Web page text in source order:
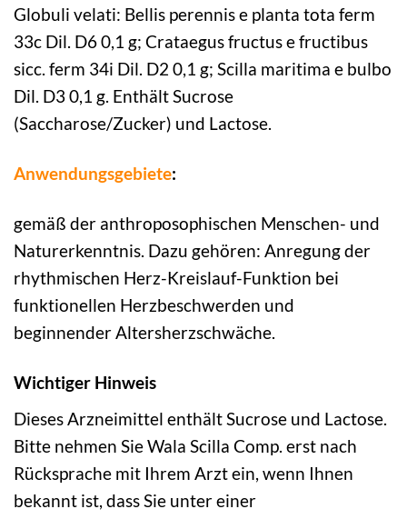
Globuli velati: Bellis perennis e planta tota ferm
33c Dil. D6 0,1 g; Crataegus fructus e fructibus
sicc. ferm 34i Dil. D2 0,1 g; Scilla maritima e bulbo
Dil. D3 0,1 g. Enthält Sucrose
(Saccharose/Zucker) und Lactose.
Anwendungsgebiete:
gemäß der anthroposophischen Menschen- und
Naturerkenntnis. Dazu gehören: Anregung der
rhythmischen Herz-Kreislauf-Funktion bei
funktionellen Herzbeschwerden und
beginnender Altersherzschwäche.
Wichtiger Hinweis
Dieses Arzneimittel enthält Sucrose und Lactose.
Bitte nehmen Sie Wala Scilla Comp. erst nach
Rücksprache mit Ihrem Arzt ein, wenn Ihnen
bekannt ist, dass Sie unter einer